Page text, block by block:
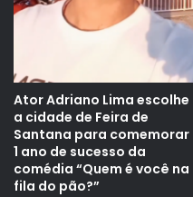
Ator Adriano Lima escolhe
a cidade de Feira de
Santana para comemorar
1 ano de sucesso da
comédia “Quem é você na
fila do pão?”